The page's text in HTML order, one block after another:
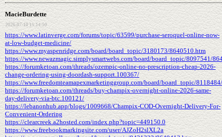
MacieBurdette
2026-07-10 15:14:50
https://www.latinverge.com/forums/topic/63599/purchase-seroquel-online-now-
at-low-budget-medicine/
https://www.myaspenridge.com/board/board_topic/3180173/8640510.htm
https://www.newazmagic.simplysmartwebs.com/board/board_topic/8097541/
https://forumketoan.com/threads/ozempic-online-no-prescription-cheap-2026-
change-ordering-using-doordash-support.100367/
https://www.freedomteamapexmarketinggroup.com/board/board_topic/
https://forumketoan.com/threads/buy-champix-overnight-online-2026-same-
day-delivery-via-btc.100121/
https://lebanonhub.app/blogs/1009668/Champix-COD-Overnight-Delivery-For-
Convenient-Ordering
https://clearcreek.a2hosted.com/index.php?topic=449150.0
https://www.freebookmarkingsite.com/user/AJZoH2slXL2a